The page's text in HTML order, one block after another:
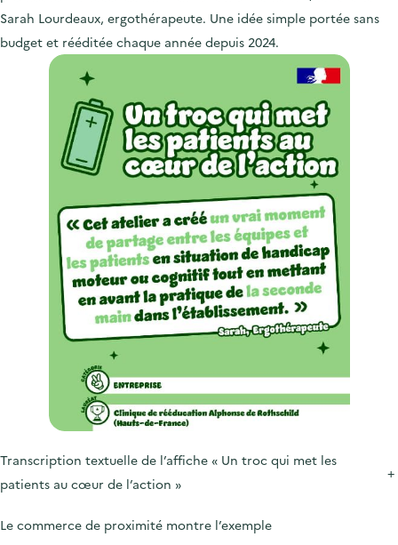
Sarah Lourdeaux, ergothérapeute. Une idée simple portée sans
budget et rééditée chaque année depuis 2024.
Transcription textuelle de l’affiche « Un troc qui met les
patients au cœur de l’action »
+
Le commerce de proximité montre l’exemple